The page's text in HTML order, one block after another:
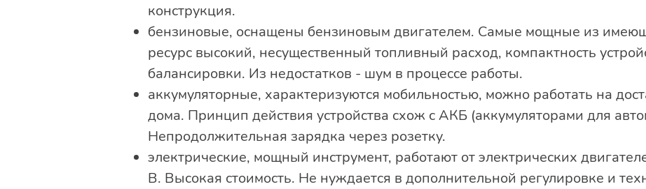
конструкция.
бензиновые, оснащены бензиновым двигателем. Самые мощные из
ресурс высокий, несущественный топливный расход, компактность
балансировки. Из недостатков - шум в процессе работы.
аккумуляторные, характеризуются мобильностью, можно работать на
дома. Принцип действия устройства схож с АКБ (аккумуляторами для
Непродолжительная зарядка через розетку.
электрические, мощный инструмент, работают от электрических
В. Высокая стоимость. Не нуждается в дополнительной регулировке и